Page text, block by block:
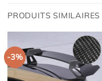
PRODUITS SIMILAIRES
-3%